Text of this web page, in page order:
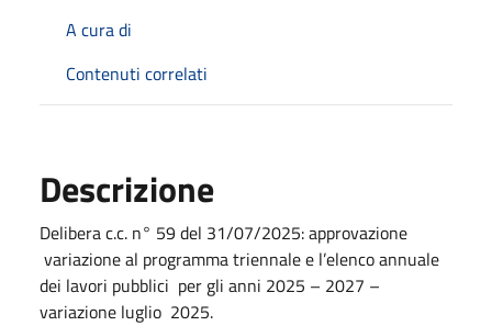
A cura di
Contenuti correlati
Descrizione
Delibera c.c. n° 59 del 31/07/2025: approvazione
variazione al programma triennale e l’elenco annuale
dei lavori pubblici per gli anni 2025 – 2027 –
variazione luglio 2025.